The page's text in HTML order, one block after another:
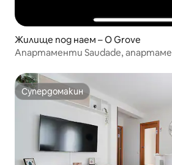
Жилище под наем – O Grove
Апартаменти Saudade,
Супердомакин
Супердомакин